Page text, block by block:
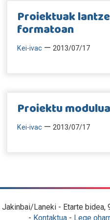
Proiektuak
formatoan
Kei-ivac — 2013/07/17
Proiektu
Kei-ivac — 2013/07/17
Jakinbai/Laneki - Etarte bidea,
- Kontaktua- Lege